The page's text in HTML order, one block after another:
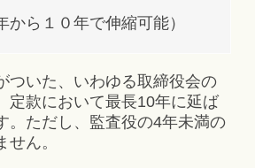
から１０年で伸縮可能）
ついた、いわゆる取締役会の
定款において最長10年に延ば
。ただし、監査役の4年未満の
ん。